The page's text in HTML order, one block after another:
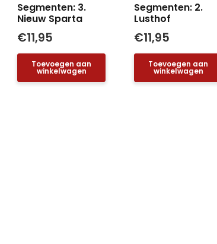
Segmenten: 3.
Nieuw Sparta
€11,95
Toevoegen aan
winkelwagen
Segmenten: 2.
Lusthof
€11,95
Toevoegen aan
winkelwagen